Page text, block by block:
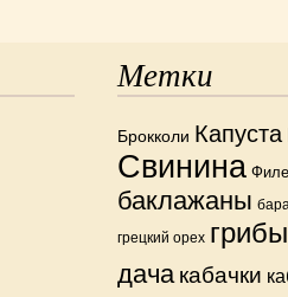
Метки
Брокколи Капуста
Свинина
баклажаны
грецкий орех грибы
дача кабачки